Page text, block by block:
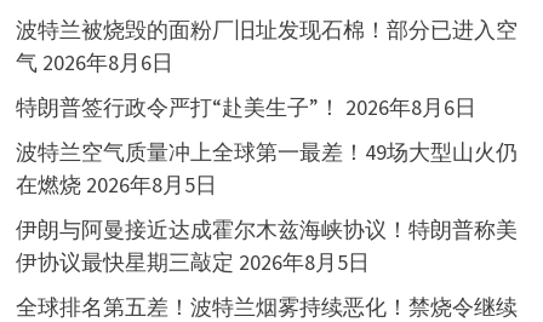
波特兰被烧毁的面粉厂旧址发现石棉！部分已进入空
气 2026年8月6日
特朗普签行政令严打“赴美生子”！ 2026年8月6日
波特兰空气质量冲上全球第一最差！49场大型山火仍
在燃烧 2026年8月5日
伊朗与阿曼接近达成霍尔木兹海峡协议！特朗普称美
伊协议最快星期三敲定 2026年8月5日
全球排名第五差！波特兰烟雾持续恶化！禁烧令继续